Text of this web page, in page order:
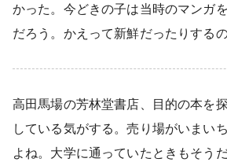
かった。今どきの子は当時のマンガ
だろう。かえって新鮮だったりするの
高田馬場の芳林堂書店、目的の本を
している気がする。売り場がいまい
よね。大学に通っていたときもそう